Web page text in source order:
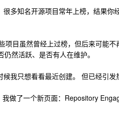
很多知名开源项目常年上榜，结果
项目虽然曾经上过榜，但后来可能
然活跃、是否有人在维护。
我只想看看最近创建。 但已经引发
我做了一个新页面：Repository